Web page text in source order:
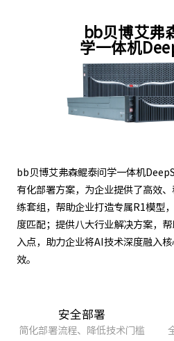
bb贝博艾弗
学一体机
bb贝博艾弗森鲲泰问学一体机
有化部署方案，为企业提供了高效
练套组，帮助企业打造专属R1模型
度匹配；提供八大行业解决方案，
入点，助力企业将AI技术深度融入
效。
安全部署
简化部署流程、降低技术门槛